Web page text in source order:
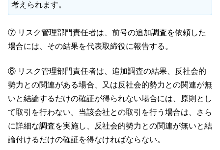
考えられます。
⑦ リスク管理部門責任者は、前号の追加調査を依頼した
場合には、その結果を代表取締役に報告する。
⑧ リスク管理部門責任者は、追加調査の結果、反社会的
勢力との関連がある場合、又は反社会的勢力との関連が無
いと結論するだけの確証が得られない場合には、原則とし
て取引を行わない。当該会社との取引を行う場合は、さら
に詳細な調査を実施し、反社会的勢力との関連が無いと結
論付けるだけの確証を得なければならない。